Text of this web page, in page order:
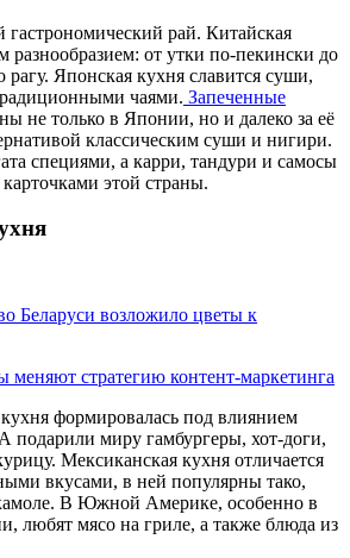
гастрономический рай. Китайская
разнообразием: от утки по-пекински до
рагу. Японская кухня славится суши,
чаями. Запеченные
не только в Японии, но и далеко за её
классическим суши и нигири.
специями, а карри, тандури и самосы
этой страны.
Беларуси возложило цветы к
стратегию контент-маркетинга
формировалась под влиянием
миру гамбургеры, хот-доги,
Мексиканская кухня отличается
вкусами, в ней популярны тако,
В Южной Америке, особенно в
любят мясо на гриле, а также блюда из